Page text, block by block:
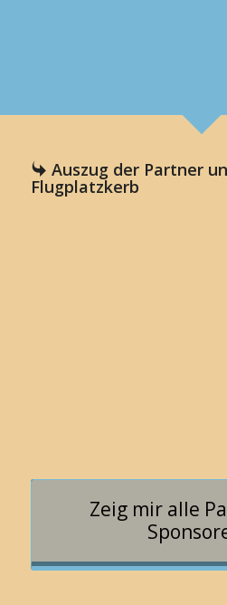
Auszug der Partner
Flugplatzkerb
Zeig mir alle